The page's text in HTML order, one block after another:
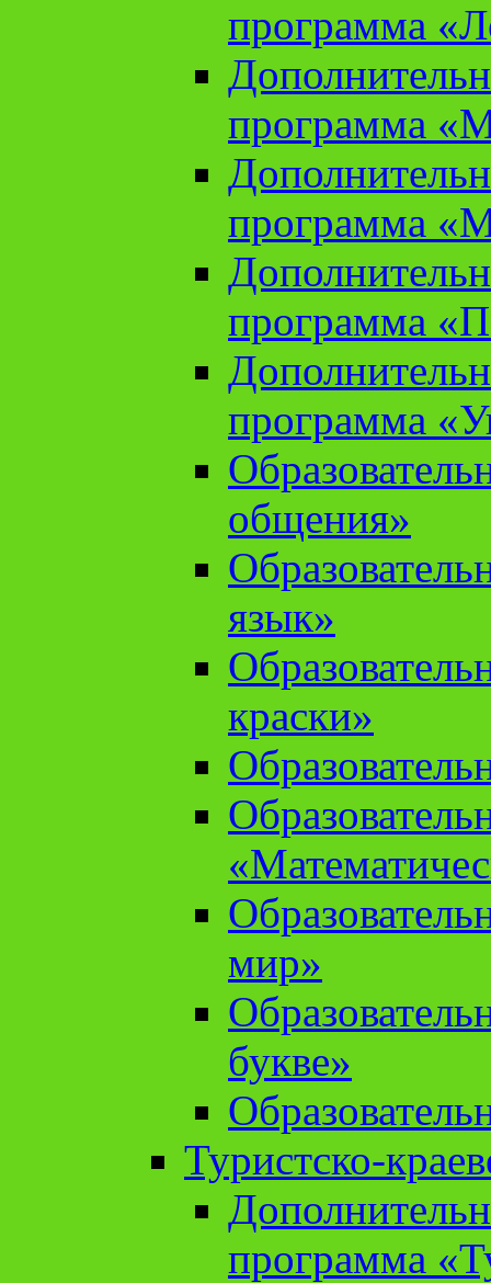
программа
программа
программа
программа
программа
общения»
язык»
краски»
мир»
букве»
Туристско-
программа